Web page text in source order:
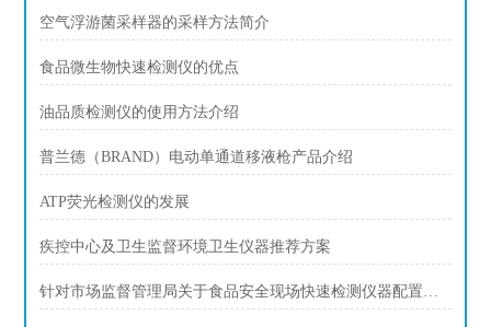
空气浮游菌采样器的采样方法简介
食品微生物快速检测仪的优点
油品质检测仪的使用方法介绍
普兰德（BRAND）电动单通道移液枪产品介绍
ATP荧光检测仪的发展
疾控中心及卫生监督环境卫生仪器推荐方案
针对市场监督管理局关于食品安全现场快速检测仪器配置方案